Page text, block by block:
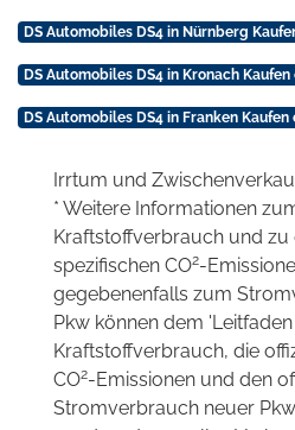
DS Automobiles DS4 in Nürnberg
DS Automobiles DS4 in Kronach
DS Automobiles DS4 in Franken
Irrtum und
* Weitere Informationen
Kraftstoffverbrauch und zu
spezifischen CO2-
gegebenenfalls zum
Pkw können dem
Kraftstoffverbrauch, die
CO2-Emissionen und den
Stromverbrauch neuer